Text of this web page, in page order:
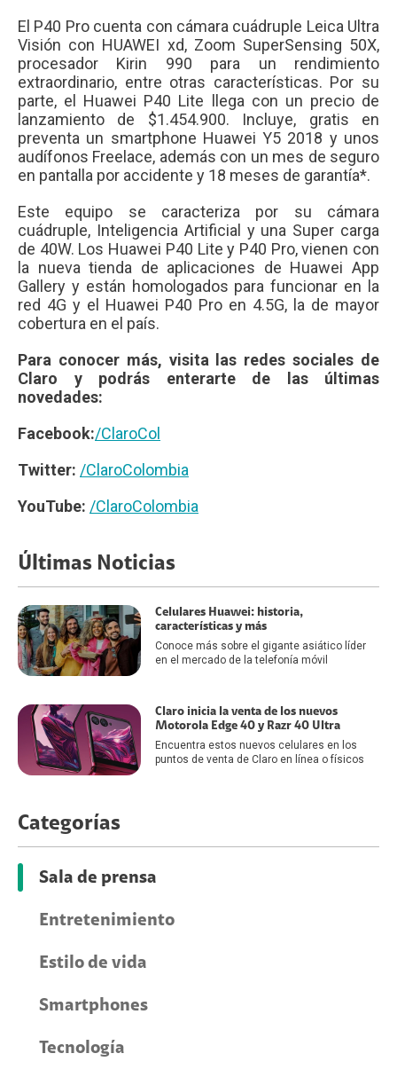
El P40 Pro cuenta con cámara cuádruple Leica Ultra
Visión con HUAWEI xd, Zoom SuperSensing 50X,
procesador Kirin 990 para un rendimiento
extraordinario, entre otras características. Por su
parte, el Huawei P40 Lite llega con un precio de
lanzamiento de $1.454.900. Incluye, gratis en
preventa un smartphone Huawei Y5 2018 y unos
audífonos Freelace, además con un mes de seguro
en pantalla por accidente y 18 meses de garantía*.
Este equipo se caracteriza por su cámara
cuádruple, Inteligencia Artificial y una Super carga
de 40W. Los Huawei P40 Lite y P40 Pro, vienen con
la nueva tienda de aplicaciones de Huawei App
Gallery y están homologados para funcionar en la
red 4G y el Huawei P40 Pro en 4.5G, la de mayor
cobertura en el país.
Para conocer más, visita las redes sociales de
Claro y podrás enterarte de las últimas
novedades:
Facebook:/ClaroCol
Twitter: /ClaroColombia
YouTube: /ClaroColombia
Últimas Noticias
Celulares Huawei: historia,
características y más
Conoce más sobre el gigante asiático líder
en el mercado de la telefonía móvil
Claro inicia la venta de los nuevos
Motorola Edge 40 y Razr 40 Ultra
Encuentra estos nuevos celulares en los
puntos de venta de Claro en línea o físicos
Categorías
Sala de prensa
Entretenimiento
Estilo de vida
Smartphones
Tecnología